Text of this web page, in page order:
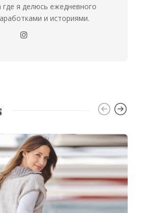
где я делюсь ежедневного
и историями.